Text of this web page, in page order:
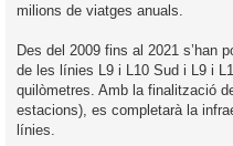
milions de viatges anuals.
Des del 2009 fins al 2021 s’han
de les línies L9 i L10 Sud i L9 i
quilòmetres. Amb la finalització
estacions), es completarà la
línies.